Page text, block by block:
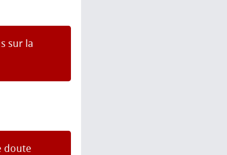
sur la
doute